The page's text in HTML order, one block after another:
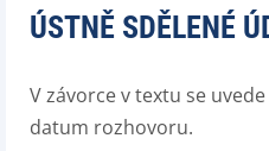
ÚSTNĚ SDĚLENÉ
V závorce v textu se
datum rozhovoru.